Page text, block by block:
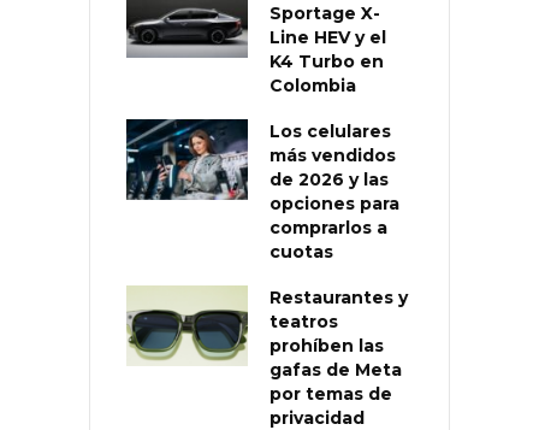
Sportage X-
Line HEV y el
K4 Turbo en
Colombia
Los celulares
más vendidos
de 2026 y las
opciones para
comprarlos a
cuotas
Restaurantes y
teatros
prohíben las
gafas de Meta
por temas de
privacidad